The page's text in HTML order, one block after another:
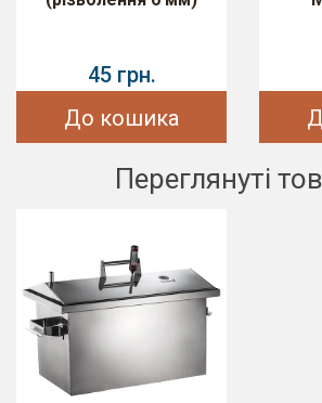
45 грн.
До кошика
Переглянуті